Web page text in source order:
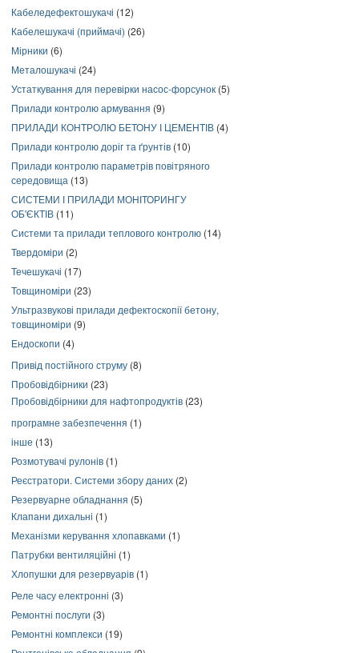
Кабеледефектошукачі (12)
Кабелешукачі (приймачі) (26)
Мірники (6)
Металошукачі (24)
Устаткування для перевірки насос-форсунок (5)
Прилади контролю армування (9)
ПРИЛАДИ КОНТРОЛЮ БЕТОНУ І ЦЕМЕНТІВ (4)
Прилади контролю доріг та ґрунтів (10)
Прилади контролю параметрів повітряного
середовища (13)
СИСТЕМИ І ПРИЛАДИ МОНІТОРИНГУ
ОБ'ЄКТІВ (11)
Системи та прилади теплового контролю (14)
Твердоміри (2)
Течешукачі (17)
Товщиноміри (23)
Ультразвукові прилади дефектоскопії бетону,
товщиноміри (9)
Ендоскопи (4)
Привід постійного струму (8)
Пробовідбірники (23)
Пробовідбірники для нафтопродуктів (23)
програмне забезпечення (1)
інше (13)
Розмотувачі рулонів (1)
Реєстратори. Системи збору даних (2)
Резервуарне обладнання (5)
Клапани дихальні (1)
Механізми керування хлопавками (1)
Патрубки вентиляційні (1)
Хлопушки для резервуарів (1)
Реле часу електронні (3)
Ремонтні послуги (3)
Ремонтні комплекси (19)